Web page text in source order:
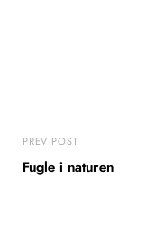
PREV POST
Fugle i naturen